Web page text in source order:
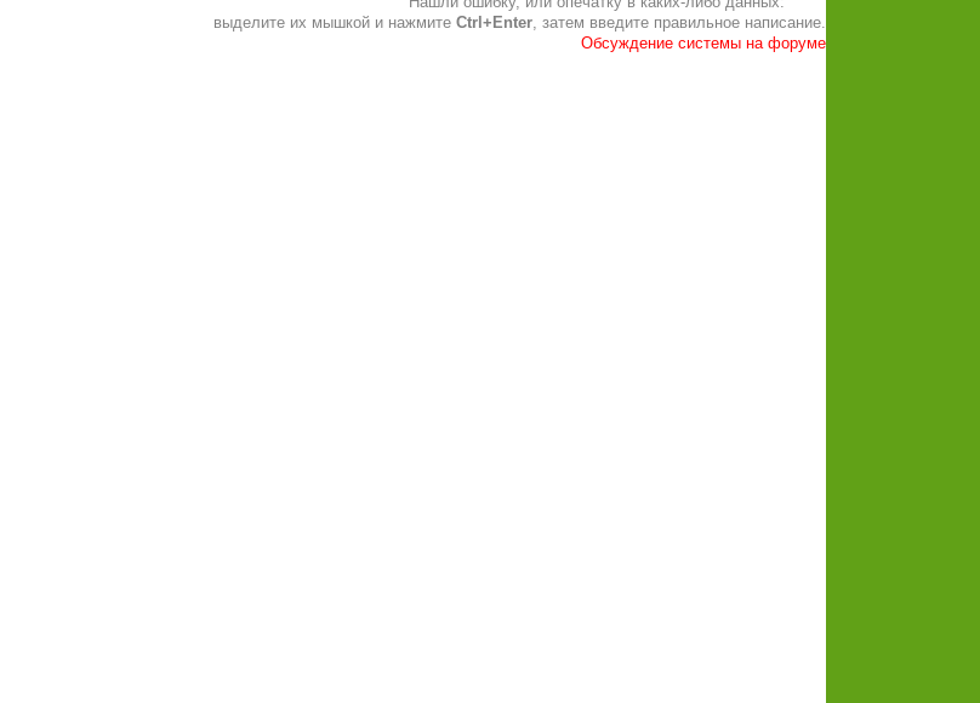
выделите их мышкой и нажмите Ctrl+Enter, затем введите правильное написание.
Обсуждение системы на форуме